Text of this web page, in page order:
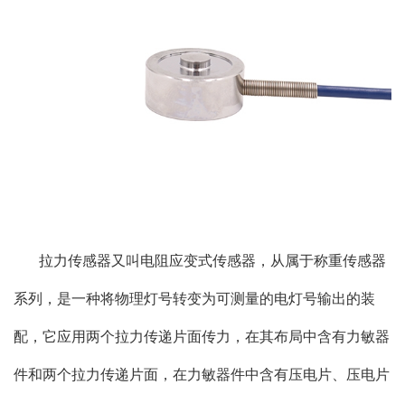
拉力传感器又叫电阻应变式传感器，从属于称重传感器
系列，是一种将物理灯号转变为可测量的电灯号输出的装
配，它应用两个拉力传递片面传力，在其布局中含有力敏器
件和两个拉力传递片面，在力敏器件中含有压电片、压电片